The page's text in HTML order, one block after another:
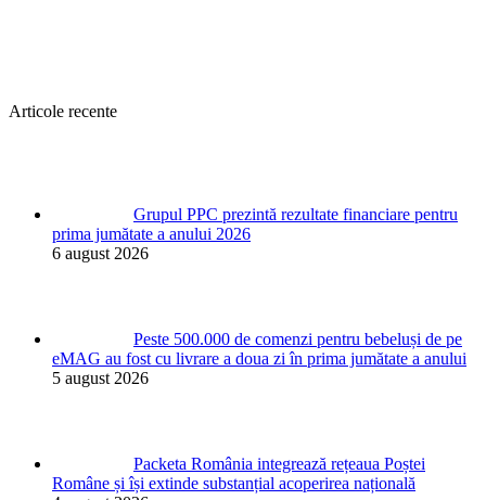
Articole recente
Grupul PPC prezintă rezultate financiare pentru
prima jumătate a anului 2026
6 august 2026
Peste 500.000 de comenzi pentru bebeluși de pe
eMAG au fost cu livrare a doua zi în prima jumătate a anului
5 august 2026
Packeta România integrează rețeaua Poștei
Române și își extinde substanțial acoperirea națională